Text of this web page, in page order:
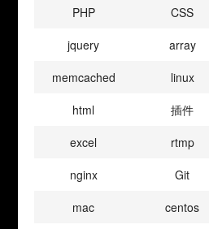
PHP
CSS
jquery
array
memcached
linux
html
插件
excel
rtmp
nginx
Git
mac
centos